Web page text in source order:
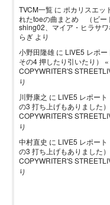
TVCM一覧 に ポカリスエッ
れたtoeの曲まとめ （ビー
shing02、マイア・ヒラサ
らぎ より
小野田隆雄 に LIVE5 レポ
その4 押したり引いたり） «
COPYWRITER'S
り
川野康之 に LIVE5 レポー
の3 打ち上げもありました
COPYWRITER'S
り
中村直史 に LIVE5 レポー
の3 打ち上げもありました
COPYWRITER'S
り